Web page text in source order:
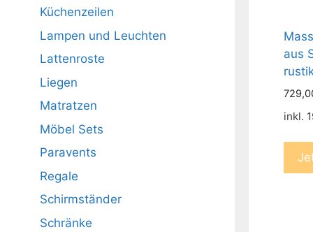
aus
inkl.
Küchenzeilen
Lampen und Leuchten
Lattenroste
Liegen
Matratzen
Möbel Sets
Paravents
Regale
Schirmständer
Schränke